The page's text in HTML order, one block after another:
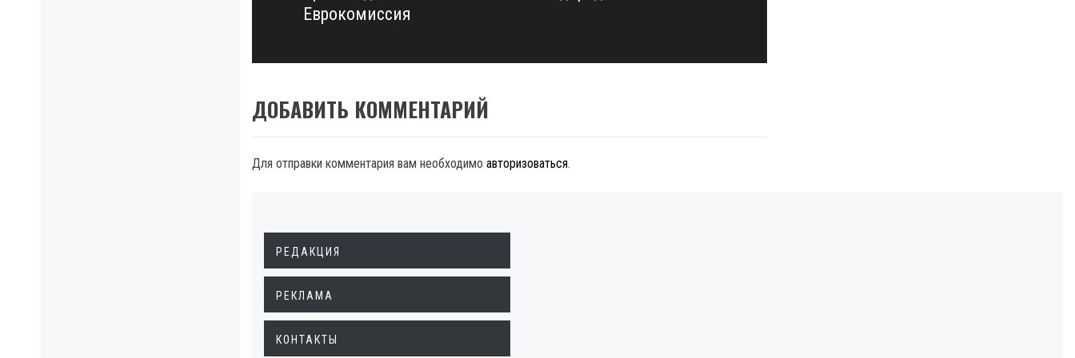
Еврокомиссия
ДОБАВИТЬ КОММЕНТАРИЙ
Для отправки комментария вам необходимо авторизоваться.
РЕДАКЦИЯ
РЕКЛАМА
КОНТАКТЫ